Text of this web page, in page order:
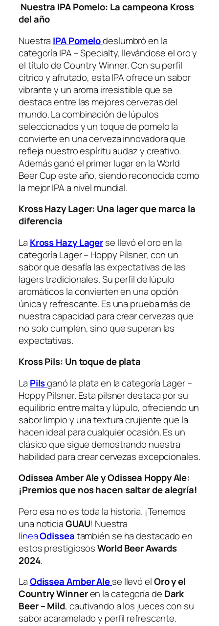
Nuestra IPA Pomelo: La campeona Kross
del año
Nuestra IPA Pomelodeslumbró en la
categoría IPA – Specialty, llevándose el oro y
el título de Country Winner. Con su perfil
cítrico y afrutado, esta IPA ofrece un sabor
vibrante y un aroma irresistible que se
destaca entre las mejores cervezas del
mundo. La combinación de lúpulos
seleccionados y un toque de pomelo la
convierte en una cerveza innovadora que
refleja nuestro espíritu audaz y creativo.
Además ganó el primer lugar en la World
Beer Cup este año, siendo reconocida como
la mejor IPA a nivel mundial.
Kross Hazy Lager: Una lager que marca la
diferencia
La Kross Hazy Lagerse llevó el oro en la
categoría Lager – Hoppy Pilsner, con un
sabor que desafía las expectativas de las
lagers tradicionales. Su perfil de lúpulo
aromáticos la convierten en una opción
única y refrescante. Es una prueba más de
nuestra capacidad para crear cervezas que
no solo cumplen, sino que superan las
expectativas.
Kross Pils: Un toque de plata
La Pilsganó la plata en la categoría Lager –
Hoppy Pilsner. Esta pilsner destaca por su
equilibrio entre malta y lúpulo, ofreciendo un
sabor limpio y una textura crujiente que la
hacen ideal para cualquier ocasión. Es un
clásico que sigue demostrando nuestra
habilidad para crear cervezas excepcionales.
Odissea Amber Ale y Odissea Hoppy Ale:
¡Premios que nos hacen saltar de alegría!
Pero esa no es toda la historia. ¡Tenemos
una noticiaGUAU! Nuestra
líneaOdisseatambién se ha destacado en
estos prestigiososWorld Beer Awards
2024.
LaOdissea Amber Alese llevó elOro y el
Country Winneren la categoría de Dark
Beer – Mild, cautivando a los jueces con su
sabor acaramelado y perfil refrescante.